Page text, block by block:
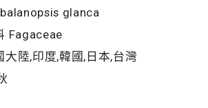
glanca
Fagaceae
大陸,印度,韓國,日本,台灣